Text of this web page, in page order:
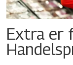
Extra er